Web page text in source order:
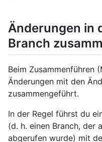
Änderungen in
Branch
Beim Zusammenführen
Änderungen mit den
zusammengeführt.
In der Regel führst du
(d. h. einen Branch, der
abgerufen wurde) mit